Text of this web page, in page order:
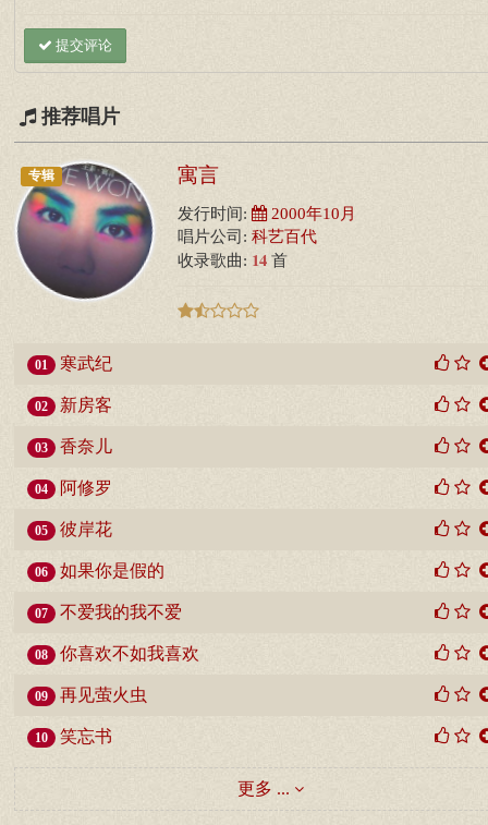
提交评论
推荐唱片
专辑 寓言
发行时间: 2000年10月
唱片公司: 科艺百代
收录歌曲: 14 首
01 寒武纪
02 新房客
03 香奈儿
04 阿修罗
05 彼岸花
06 如果你是假的
07 不爱我的我不爱
08 你喜欢不如我喜欢
09 再见萤火虫
10 笑忘书
更多 ...